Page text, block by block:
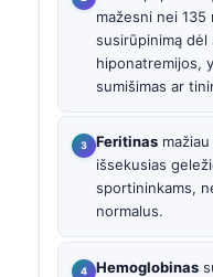
mažesni nei
susirūpinimą dėl
hiponatremijos,
sumišimas ar
Feritinas
išsekusias
sportininkams,
normalus.
Hemoglobinas